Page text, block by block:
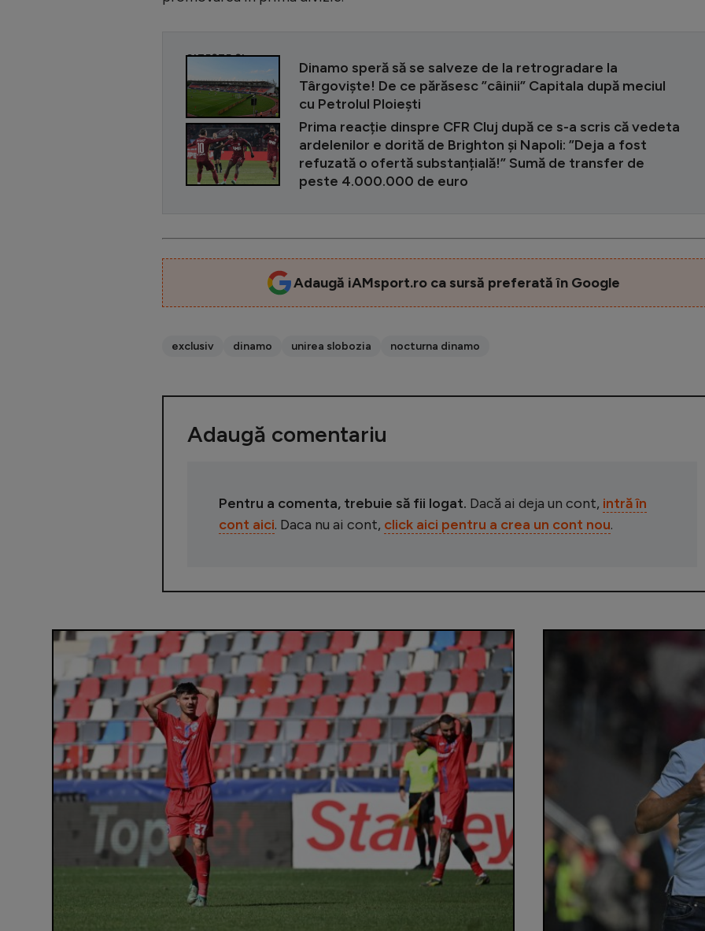
CITEȘTE ȘI
Dinamo speră să se salveze de la retrogradare la
Târgoviște! De ce părăsesc ”câinii” Capitala după meciul
cu Petrolul Ploiești
Prima reacție dinspre CFR Cluj după ce s-a scris că vedeta
ardelenilor e dorită de Brighton și Napoli: ”Deja a fost
refuzată o ofertă substanțială!” Sumă de transfer de
peste 4.000.000 de euro
Adaugă iAMsport.ro ca sursă preferată în Google
exclusiv dinamo unirea slobozia nocturna dinamo
Adaugă comentariu
Pentru a comenta, trebuie să fii logat. Dacă ai deja un cont, intră în
cont aici. Daca nu ai cont, click aici pentru a crea un cont nou.